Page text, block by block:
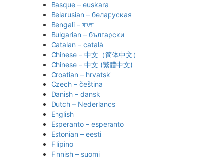
Basque – euskara
Belarusian – беларуская
Bengali – বাংলা
Bulgarian – български
Catalan – català
Chinese – 中文（简体中文）
Chinese – 中文 (繁體中文)
Croatian – hrvatski
Czech – čeština
Danish – dansk
Dutch – Nederlands
English
Esperanto – esperanto
Estonian – eesti
Filipino
Finnish – suomi